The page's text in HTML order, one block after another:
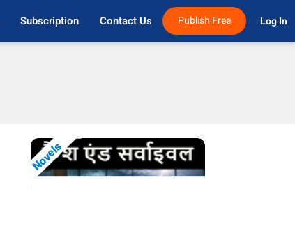
Subscription Contact Us Publish Free Log In
Novels